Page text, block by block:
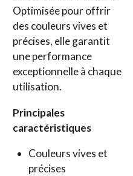
Optimisée pour offrir
des couleurs vives et
précises, elle garantit
une performance
exceptionnelle à chaque
utilisation.
Principales
caractéristiques
Couleurs vives et
précises